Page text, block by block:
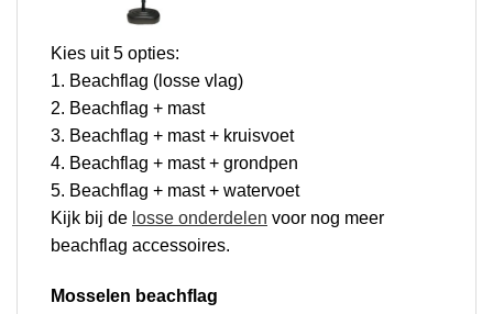
Kies uit 5 opties:
1. Beachflag (losse vlag)
2. Beachflag + mast
3. Beachflag + mast + kruisvoet
4. Beachflag + mast + grondpen
5. Beachflag + mast + watervoet
Kijk bij de losse onderdelen voor nog meer
beachflag accessoires.
Mosselen beachflag